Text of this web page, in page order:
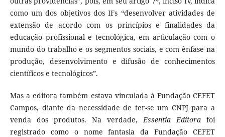
como um dos objetivos dos IFs “desenvolver atividades de
extensão de acordo com os princípios e finalidades da
educação profissional e tecnológica, em articulação com o
mundo do trabalho e os segmentos sociais, e com ênfase na
produção, desenvolvimento e difusão de conhecimentos
científicos e tecnológicos”.
Mas a editora também estava vinculada à Fundação CEFET
Campos, diante da necessidade de ter-se um CNPJ para a
venda dos produtos. Na verdade,Essentia Editora foi
registrado como o nome fantasia da Fundação CEFET